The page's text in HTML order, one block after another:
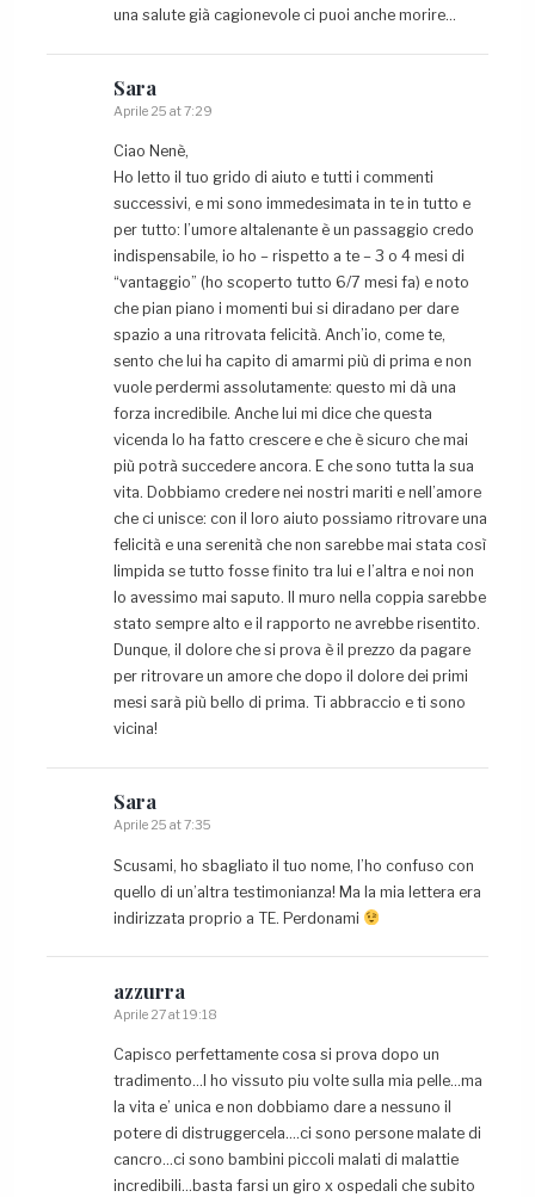
una salute già cagionevole ci puoi anche morire…
Sara
Aprile 25 at 7:29
Ciao Nenè,
Ho letto il tuo grido di aiuto e tutti i commenti
successivi, e mi sono immedesimata in te in tutto e
per tutto: l’umore altalenante è un passaggio credo
indispensabile, io ho – rispetto a te – 3 o 4 mesi di
“vantaggio” (ho scoperto tutto 6/7 mesi fa) e noto
che pian piano i momenti bui si diradano per dare
spazio a una ritrovata felicità. Anch’io, come te,
sento che lui ha capito di amarmi più di prima e non
vuole perdermi assolutamente: questo mi dà una
forza incredibile. Anche lui mi dice che questa
vicenda lo ha fatto crescere e che è sicuro che mai
più potrà succedere ancora. E che sono tutta la sua
vita. Dobbiamo credere nei nostri mariti e nell’amore
che ci unisce: con il loro aiuto possiamo ritrovare una
felicità e una serenità che non sarebbe mai stata così
limpida se tutto fosse finito tra lui e l’altra e noi non
lo avessimo mai saputo. Il muro nella coppia sarebbe
stato sempre alto e il rapporto ne avrebbe risentito.
Dunque, il dolore che si prova è il prezzo da pagare
per ritrovare un amore che dopo il dolore dei primi
mesi sarà più bello di prima. Ti abbraccio e ti sono
vicina!
Sara
Aprile 25 at 7:35
Scusami, ho sbagliato il tuo nome, l’ho confuso con
quello di un’altra testimonianza! Ma la mia lettera era
indirizzata proprio a TE. Perdonami
azzurra
Aprile 27 at 19:18
Capisco perfettamente cosa si prova dopo un
tradimento…l ho vissuto piu volte sulla mia pelle…ma
la vita e’ unica e non dobbiamo dare a nessuno il
potere di distruggercela….ci sono persone malate di
cancro…ci sono bambini piccoli malati di malattie
incredibili…basta farsi un giro x ospedali che subito